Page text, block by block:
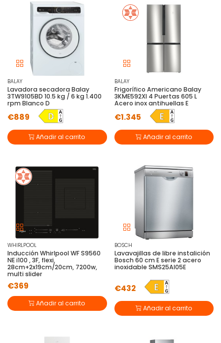
BALAY
Lavadora secadora Balay
3TW9105BD 10.5 kg / 6 kg 1.400
rpm Blanco D
€889
Añadir al carrito
BALAY
Frigorífico Americano Balay
3KME592XI 4 Puertas 605 L
Acero inox antihuellas E
€1.345
Añadir al carrito
WHIRLPOOL
Inducción Whirlpool WF S9560
NE i100 , 3F, flexi,
28cm+2x19cm/20cm, 7200w,
multi slider
€369
Añadir al carrito
BOSCH
Lavavajillas de libre instalición
Bosch 60 cm E serie 2 acero
inoxidable SMS25AI05E
€432
Añadir al carrito